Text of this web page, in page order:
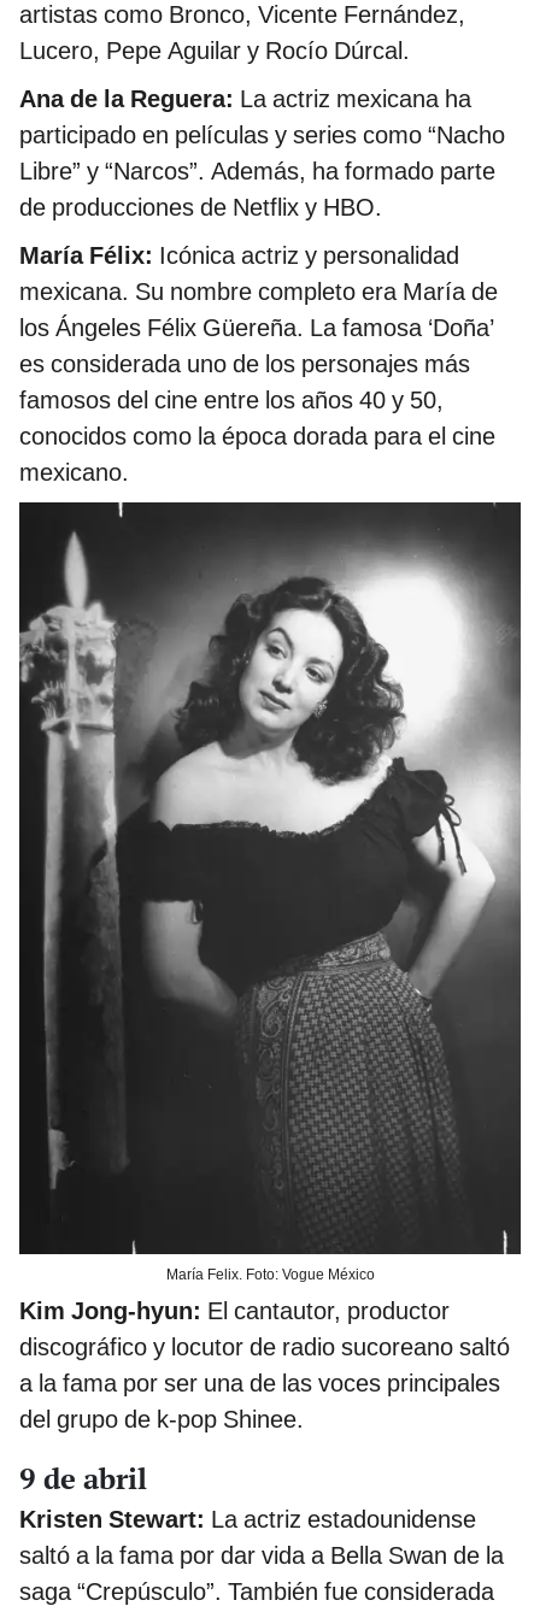
artistas como Bronco, Vicente Fernández,
Lucero, Pepe Aguilar y Rocío Dúrcal.
Ana de la Reguera: La actriz mexicana ha
participado en películas y series como “Nacho
Libre” y “Narcos”. Además, ha formado parte
de producciones de Netflix y HBO.
María Félix: Icónica actriz y personalidad
mexicana. Su nombre completo era María de
los Ángeles Félix Güereña. La famosa ‘Doña’
es considerada uno de los personajes más
famosos del cine entre los años 40 y 50,
conocidos como la época dorada para el cine
mexicano.
María Felix. Foto: Vogue México
Kim Jong-hyun: El cantautor, productor
discográfico y locutor de radio sucoreano saltó
a la fama por ser una de las voces principales
del grupo de k-pop Shinee.
9 de abril
Kristen Stewart: La actriz estadounidense
saltó a la fama por dar vida a Bella Swan de la
saga “Crepúsculo”. También fue considerada